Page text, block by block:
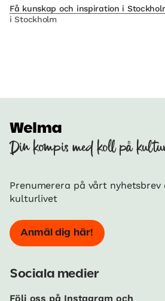
Få kunskap och inspiration i
i Stockholm
Din kompis med koll på
Prenumerera på vårt
kulturlivet
Anmäl dig här!
Sociala medier
Följ oss på Instagram och